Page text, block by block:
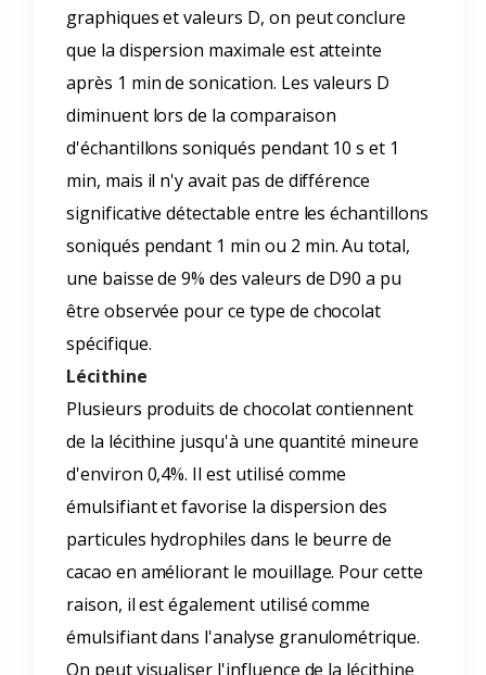
graphiques et valeurs D, on peut conclure
que la dispersion maximale est atteinte
après 1 min de sonication. Les valeurs D
diminuent lors de la comparaison
d'échantillons soniqués pendant 10 s et 1
min, mais il n'y avait pas de différence
significative détectable entre les échantillons
soniqués pendant 1 min ou 2 min. Au total,
une baisse de 9% des valeurs de D90 a pu
être observée pour ce type de chocolat
spécifique.
Lécithine
Plusieurs produits de chocolat contiennent
de la lécithine jusqu'à une quantité mineure
d'environ 0,4%. Il est utilisé comme
émulsifiant et favorise la dispersion des
particules hydrophiles dans le beurre de
cacao en améliorant le mouillage. Pour cette
raison, il est également utilisé comme
émulsifiant dans l'analyse granulométrique.
On peut visualiser l'influence de la lécithine